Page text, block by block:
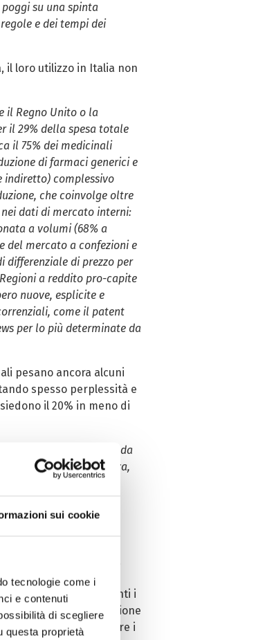
sui cookie
tecnologie come i
e contenuti
di scegliere
questa proprietà
su una spinta
e dei tempi dei
il loro utilizzo in Italia non
il Regno Unito o la
il 29% della spesa totale
il 75% dei medicinali
di farmaci generici e
indiretto) complessivo
che coinvolge oltre
dati di mercato interni:
a volumi (68% a
del mercato a confezioni e
differenziale di prezzo per
a reddito pro-capite
nuove, esplicite e
come il patent
per lo più determinate da
pesano ancora alcuni
spesso perplessità e
il 20% in meno di
di risparmio e, come da
le garanzie di sicurezza,
l’alto profilo
quello dei farmaci di
Mariotti,Senior
”, “brevetto”,
Al riguardo, interessanti i
su un campione
utilizzato per definire i